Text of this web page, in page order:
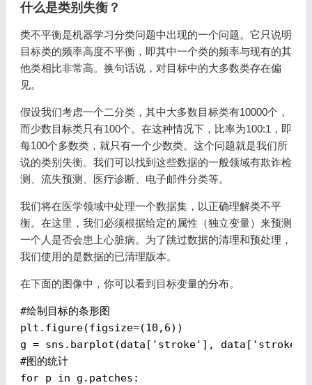
什么是类别失衡？
类不平衡是机器学习分类问题中出现的一个问题。它只说明
目标类的频率高度不平衡，即其中一个类的频率与现有的其
他类相比非常高。换句话说，对目标中的大多数类存在偏
见。
假设我们考虑一个二分类，其中大多数目标类有10000个，
而少数目标类只有100个。在这种情况下，比率为100:1，即
每100个多数类，就只有一个少数类。这个问题就是我们所
说的类别失衡。我们可以找到这些数据的一般领域有欺诈检
测、流失预测、医疗诊断、电子邮件分类等。
我们将在医学领域中处理一个数据集，以正确理解类不平
衡。在这里，我们必须根据给定的属性（独立变量）来预测
一个人是否会患上心脏病。为了跳过数据的清理和预处理，
我们使用的是数据的已清理版本。
在下面的图像中，你可以看到目标变量的分布。
#绘制目标的条形图
plt.figure(figsize=(10 , 6))
g = sns.barplot(data[ 'stroke' ], data[ 'stroke'
#图的统计
for p in g.patches: